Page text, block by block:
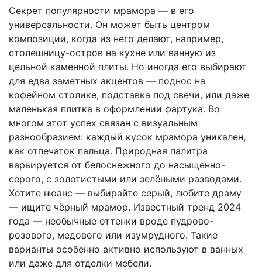
Секрет популярности мрамора — в его
универсальности. Он может быть центром
композиции, когда из него делают, например,
столешницу-остров на кухне или ванную из
цельной каменной плиты. Но иногда его выбирают
для едва заметных акцентов — поднос на
кофейном столике, подставка под свечи, или даже
маленькая плитка в оформлении фартука. Во
многом этот успех связан с визуальным
разнообразием: каждый кусок мрамора уникален,
как отпечаток пальца. Природная палитра
варьируется от белоснежного до насыщенно-
серого, с золотистыми или зелёными разводами.
Хотите нюанс — выбирайте серый, любите драму
— ищите чёрный мрамор. Известный тренд 2024
года — необычные оттенки вроде пудрово-
розового, медового или изумрудного. Такие
варианты особенно активно используют в ванных
или даже для отделки мебели.